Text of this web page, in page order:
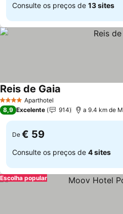
Consulte os preços de 13 sites
4 EstrelasAparthotel
Reis de Gaia
8,9 Excelente 914 a 9.4 km de
De € 59
Consulte os preços de 4 sites
Escolha popular